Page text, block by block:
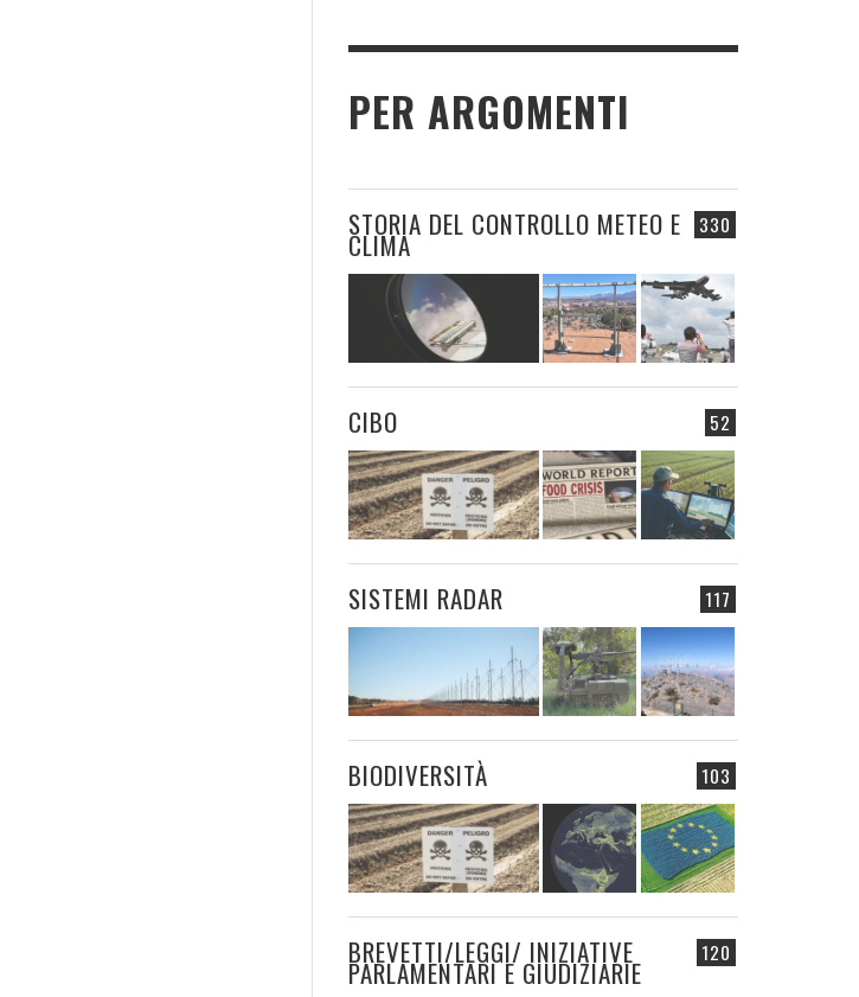
PER ARGOMENTI
330
STORIA DEL CONTROLLO METEO E
CLIMA
52
CIBO
117
SISTEMI RADAR
103
BIODIVERSITÀ
120
BREVETTI/LEGGI/ INIZIATIVE
PARLAMENTARI E GIUDIZIARIE